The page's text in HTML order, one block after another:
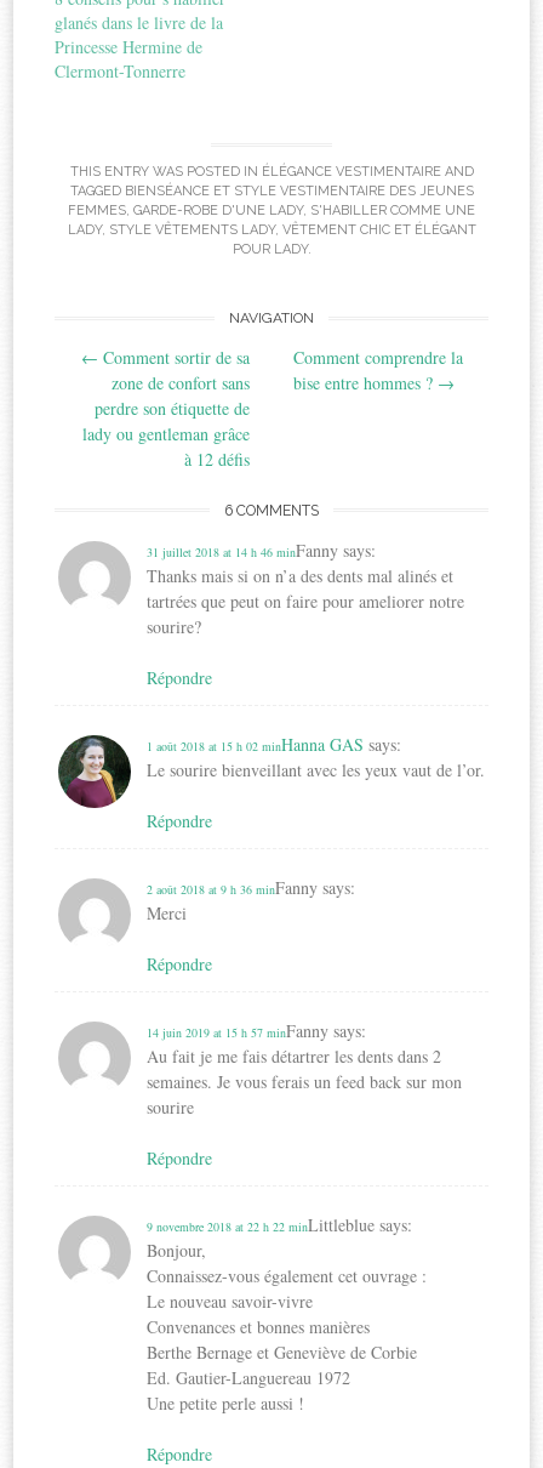
glanés dans le livre de la
Princesse Hermine de
Clermont-Tonnerre
THIS ENTRY WAS POSTED IN ÉLÉGANCE VESTIMENTAIREAND
TAGGED BIENSÉANCE ET STYLE VESTIMENTAIRE DES JEUNES
FEMMES, GARDE-ROBE D'UNE LADY, S'HABILLER COMME UNE
LADY, STYLE VÊTEMENTS LADY, VÊTEMENT CHIC ET ÉLÉGANT
POUR LADY.
navigation
NAVIGATION
← Comment sortir de sa
zone de confort sans
perdre son étiquette de
lady ou gentleman grâce
à 12 défis
Comment comprendre la
bise entre hommes ? →
6 COMMENTS
Fanny says:
31 juillet 2018 at 14 h 46 min
Thanks mais si on n’a des dents mal alinés et
tartrées que peut on faire pour ameliorer notre
sourire?
Répondre
Hanna GAS says:
1 août 2018 at 15 h 02 min
Le sourire bienveillant avec les yeux vaut de l’or.
Répondre
Fanny says:
2 août 2018 at 9 h 36 min
Merci
Répondre
Fanny says:
14 juin 2019 at 15 h 57 min
Au fait je me fais détartrer les dents dans 2
semaines. Je vous ferais un feed back sur mon
sourire
Répondre
Littleblue says:
9 novembre 2018 at 22 h 22 min
Bonjour,
Connaissez-vous également cet ouvrage :
Le nouveau savoir-vivre
Convenances et bonnes manières
Berthe Bernage et Geneviève de Corbie
Ed. Gautier-Languereau 1972
Une petite perle aussi !
Répondre